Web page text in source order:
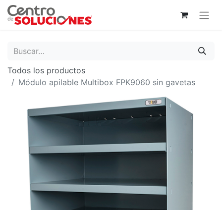
Todos los productos
Módulo apilable Multibox FPK9060 sin gavetas